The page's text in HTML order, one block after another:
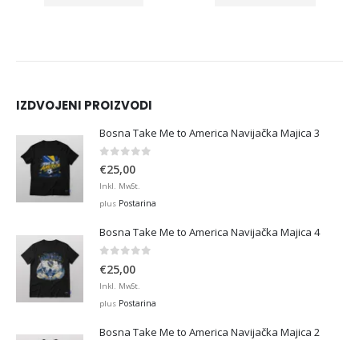
IZDVOJENI PROIZVODI
Bosna Take Me to America Navijačka Majica 3
0 out of 5
€25,00
Inkl. MwSt.
plus Postarina
Bosna Take Me to America Navijačka Majica 4
€25,00
Inkl. MwSt.
plus Postarina
Bosna Take Me to America Navijačka Majica 2